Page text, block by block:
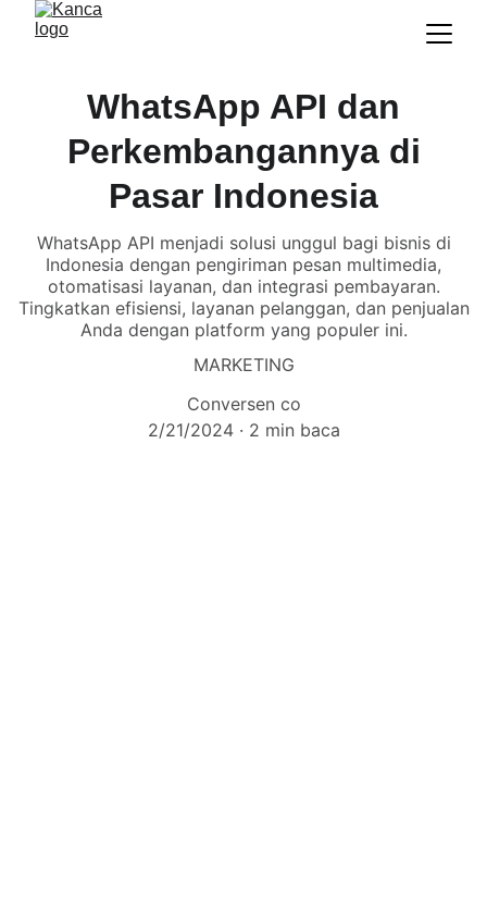
WhatsApp API dan
Perkembangannya di
Pasar Indonesia
WhatsApp API menjadi solusi unggul bagi bisnis di
Indonesia dengan pengiriman pesan multimedia,
otomatisasi layanan, dan integrasi pembayaran.
Tingkatkan efisiensi, layanan pelanggan, dan penjualan
Anda dengan platform yang populer ini.
MARKETING
Conversen co
2/21/2024
2 min baca